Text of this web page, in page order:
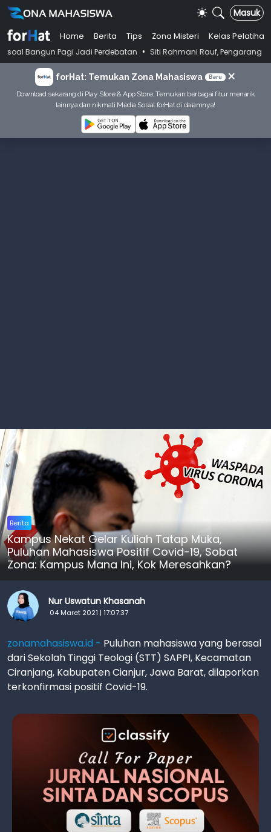
Masuk
Home Berita Tips Zona Misteri
Kelas Pelatihan
Pagi Jadi Perdebatan • Siti Rahmani Rauf, Pengarang Buku
forHat: Temukan Zona Mahasiswa Baru ×
Download sekarang di Play Store & App Store. Temukan berbagai fitur menarik
lainnya dan nikmati Media Sosial forHat di dalamnya!
Berita
Kampus Nekat Gelar Kuliah Tatap Muka,
Puluhan Mahasiswa Positif Covid-19, Sobat
Zona: Kampus Mana Ini, Kok Meresahkan?
Nur Uswatun Khasanah
04 Maret 2021 | 17:07:37
zonamahasiswa.id - Puluhan mahasiswa yang berasal
dari Sekolah Tinggi Teologi (STT) SAPPI, Kecamatan
Ciranjang, Kabupaten Cianjur, Jawa Barat, dilaporkan
terkonfirmasi positif Covid-19.